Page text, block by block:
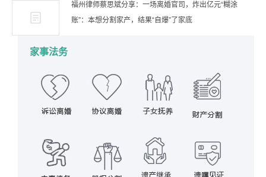
福州律师蔡思斌分享：一场离婚官司，炸出亿元“糊涂
账”：本想分割家产，结果“自爆”了家底
家事法务